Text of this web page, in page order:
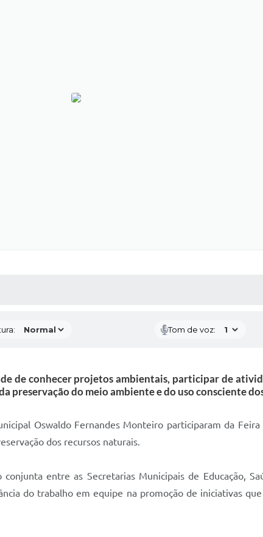
Tom de voz:
de conhecer projetos ambientais, participar de
preservação do meio ambiente e do uso consciente
Oswaldo Fernandes Monteiro participaram da
dos recursos naturais.
entre as Secretarias Municipais de Educação,
do trabalho em equipe na promoção de iniciativas